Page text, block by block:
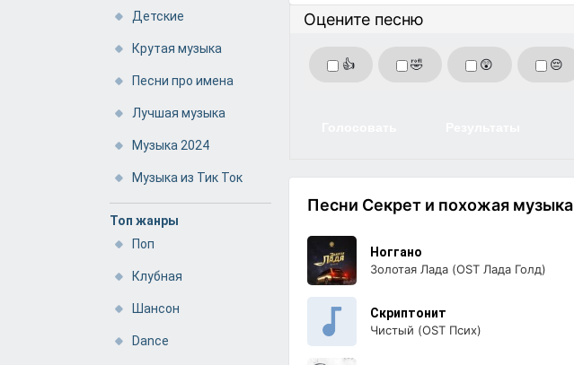
Детские
Крутая музыка
Песни про имена
Лучшая музыка
Музыка 2024
Музыка из Тик Ток
Топ жанры
Поп
Клубная
Шансон
Dance
Оцените песню
👍 🤣 😲 😔
Песни Секрет и похожая музыка
Ноггано
Золотая Лада (OST Лада Голд)
Скриптонит
Чистый (OST Псих)